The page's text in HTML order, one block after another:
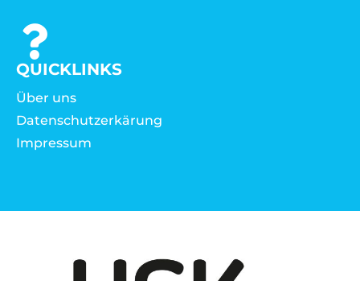
QUICKLINKS
Über uns
Datenschutzerkärung
Impressum